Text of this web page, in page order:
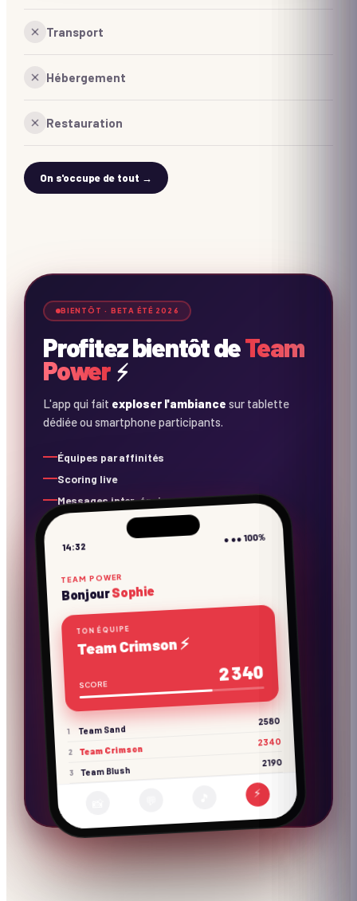
Transport
Hébergement
Restauration
On s'occupe de tout →
⚡⚡
⚡ BIENTÔT · BETA ÉTÉ 2026
Profitez bientôt deTeam
Power ⚡
L'app qui fait exploser l'ambiance sur tablette
dédiée ou smartphone participants.
Équipes par affinités
Scoring live
Messages inter-équipes
Concours photos
Playlist collaborative
14:32
● ●● 100%
TEAM POWER
BonjourSophie
TON ÉQUIPE
Team Crimson ⚡
SCORE
2 340
1 Team Sand
2580
2 Team Crimson
2340
3 Team Blush
2190
⚡